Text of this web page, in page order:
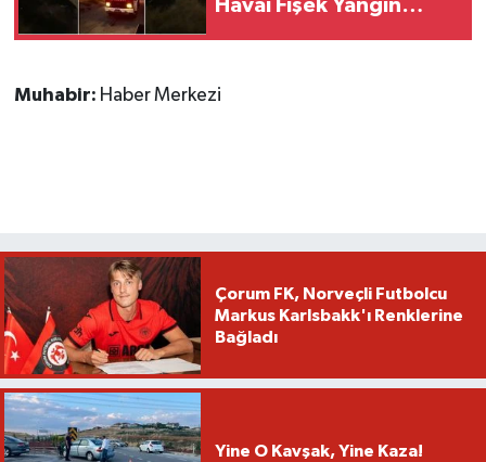
Havai Fişek Yangın
Muhabir: Haber Merkezi
Çorum FK, Norveçli Futbolcu
Markus Karlsbakk'ı Renklerine
Bağladı
Yine O Kavşak, Yine Kaza!